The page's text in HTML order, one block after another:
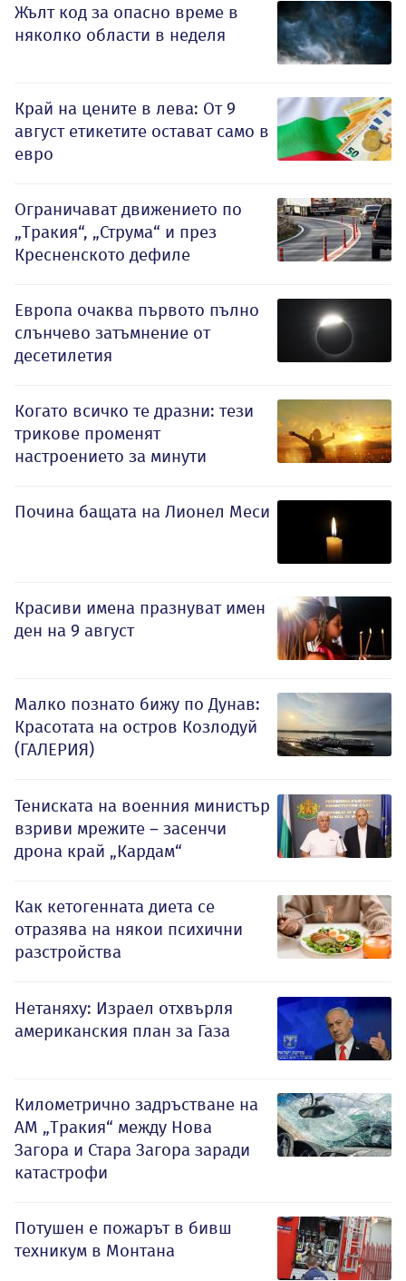
Жълт код за опасно време в
няколко области в неделя
Край на цените в лева: От 9
август етикетите остават само в
евро
Ограничават движението по
„Тракия“, „Струма“ и през
Кресненското дефиле
Европа очаква първото пълно
слънчево затъмнение от
десетилетия
Когато всичко те дразни: тези
трикове променят
настроението за минути
Почина бащата на Лионел Меси
Красиви имена празнуват имен
ден на 9 август
Малко познато бижу по Дунав:
Красотата на остров Козлодуй
(ГАЛЕРИЯ)
Тениската на военния министър
взриви мрежите – засенчи
дрона край „Кардам“
Как кетогенната диета се
отразява на някои психични
разстройства
Нетаняху: Израел отхвърля
американския план за Газа
Километрично задръстване на
АМ „Тракия“ между Нова
Загора и Стара Загора заради
катастрофи
Потушен е пожарът в бивш
техникум в Монтана